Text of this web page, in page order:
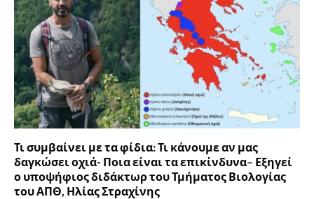
Τι συμβαίνει με τα φίδια: Τι κάνουμε αν μας
δαγκώσει οχιά- Ποια είναι τα επικίνδυνα– Εξηγεί
ο υποψήφιος διδάκτωρ του Τμήματος Βιολογίας
του ΑΠΘ, Ηλίας Στραχίνης